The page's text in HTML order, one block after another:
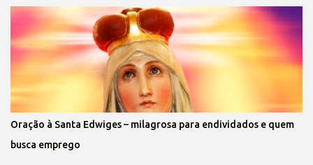
Oração à Santa Edwiges – milagrosa para endividados e quem
busca emprego